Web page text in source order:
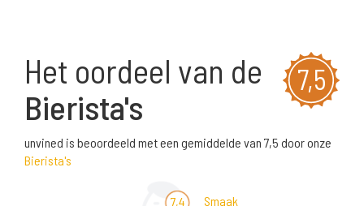
7,5
Het oordeel van de
Bierista's
unvined is beoordeeld met een gemiddelde van 7,5 door onze
Bierista's
7,4 Smaak